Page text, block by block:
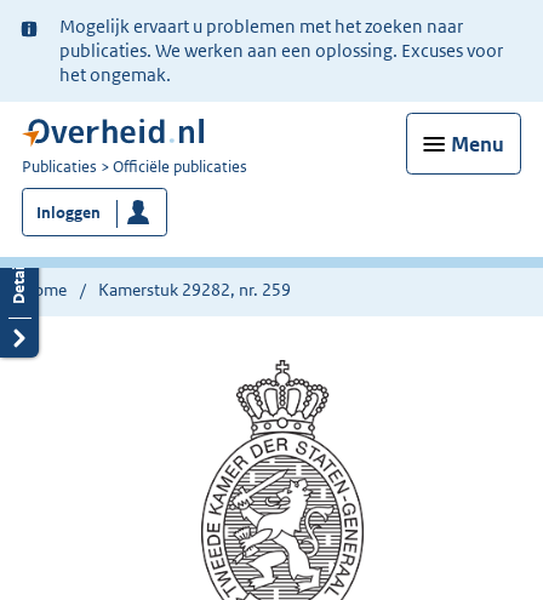
Ter
informatie:
Mogelijk ervaart u problemen met het zoeken naar
publicaties. We werken aan een oplossing. Excuses voor
het ongemak.
Menu
U
bent
nu
hier:
Publicaties Officiële publicaties
Inloggen
Home Kamerstuk 29282, nr. 259